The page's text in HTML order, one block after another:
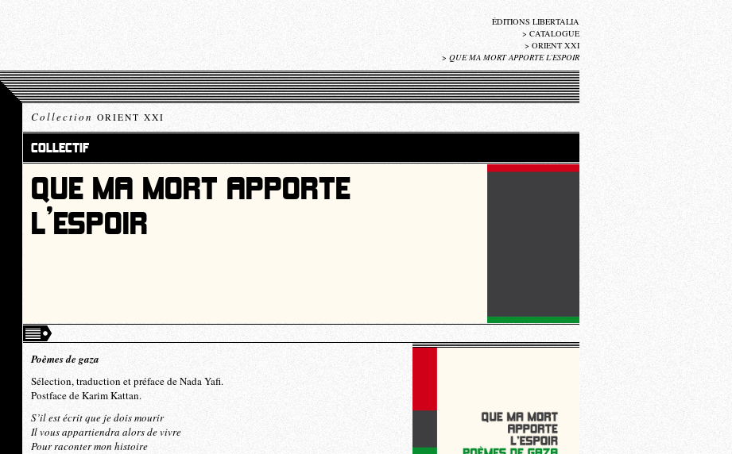
ÉDITIONS LIBERTALIA
> CATALOGUE
> ORIENT XXI
> QUE MA MORT APPORTE L’ESPOIR
Collection ORIENT XXI
COLLECTIF
QUE MA MORT APPORTE
L’ESPOIR
Poèmes de gaza
Sélection, traduction et préface de Nada Yafi.
Postface de Karim Kattan.
S’il est écrit que je dois mourir
Il vous appartiendra alors de vivre
Pour raconter mon histoire